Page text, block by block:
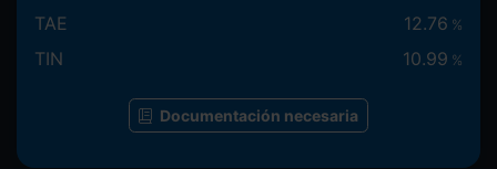
TAE 12.76 %
TIN 10.99 %
Documentación necesaria